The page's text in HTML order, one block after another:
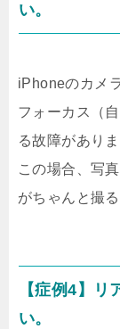
い。
iPhoneのカメ
フォーカス（
る故障がありま
この場合、写
がちゃんと撮
【症例4】
い。